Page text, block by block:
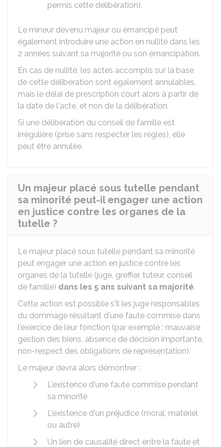
permis cette délibération).
Le mineur devenu majeur ou émancipé peut
également introduire une action en nullité dans les
2 années suivant sa majorité ou son émancipation.
En cas de nullité, les actes accomplis sur la base
de cette délibération sont également annulables,
mais le délai de prescription court alors à partir de
la date de l'acte, et non de la délibération.
Si une délibération du conseil de famille est
irrégulière (prise sans respecter les règles), elle
peut être annulée.
Un majeur placé sous tutelle pendant
sa minorité peut-il engager une action
en justice contre les organes de la
tutelle ?
Le majeur placé sous tutelle pendant sa minorité
peut engager une action en justice contre les
organes de la tutelle (juge, greffier, tuteur, conseil
de famille) dans les 5 ans suivant sa majorité.
Cette action est possible s'il les juge responsables
du dommage résultant d'une faute commise dans
l'exercice de leur fonction (par exemple : mauvaise
gestion des biens, absence de décision importante,
non-respect des obligations de représentation).
Le majeur devra alors démontrer :
L'existence d'une faute commise pendant
sa minorité
L'existence d'un préjudice (moral, matériel
ou autre)
Un lien de causalité direct entre la faute et